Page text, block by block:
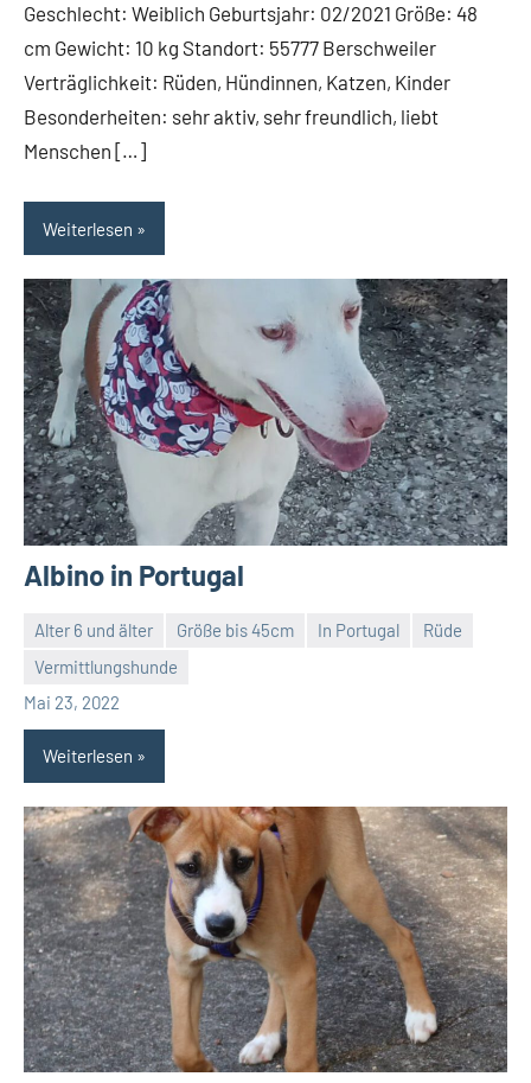
Geschlecht: Weiblich Geburtsjahr: 02/2021 Größe: 48
cm Gewicht: 10 kg Standort: 55777 Berschweiler
Verträglichkeit: Rüden, Hündinnen, Katzen, Kinder
Besonderheiten: sehr aktiv, sehr freundlich, liebt
Menschen […]
Weiterlesen
Albino in Portugal
Alter 6 und älter Größe bis 45cm In Portugal
Rüde
Vermittlungshunde
Mai 23, 2022
Petra
Weiterlesen